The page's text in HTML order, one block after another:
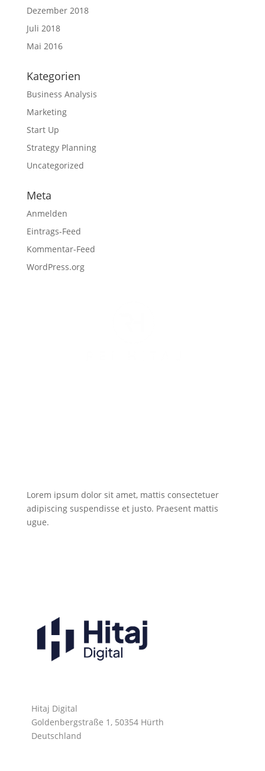
Dezember 2018
Juli 2018
Mai 2016
Kategorien
Business Analysis
Marketing
Start Up
Strategy Planning
Uncategorized
Meta
Anmelden
Eintrags-Feed
Kommentar-Feed
WordPress.org
Lorem ipsum dolor sit amet, mattis consectetuer
adipiscing suspendisse et justo. Praesent mattis
ugue.
Hitaj Digital
Goldenbergstraße 1, 50354 Hürth
Deutschland